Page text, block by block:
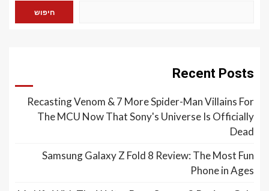
חיפוש
Recent Posts
Recasting Venom & 7 More Spider-Man Villains For
The MCU Now That Sony's Universe Is Officially
Dead
Samsung Galaxy Z Fold 8 Review: The Most Fun
Phone in Ages